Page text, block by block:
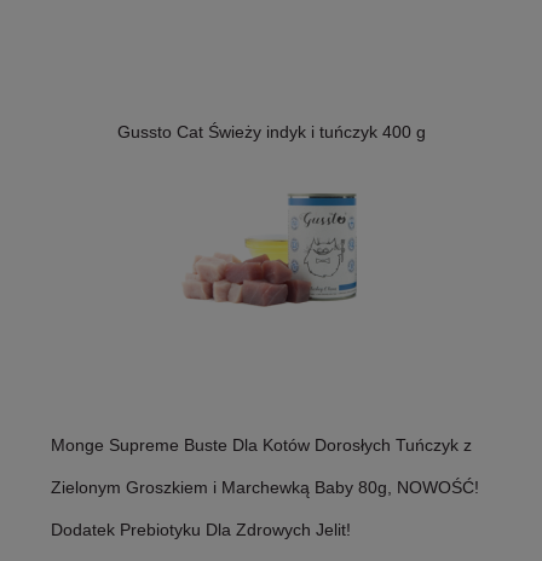
Gussto Cat Świeży indyk i tuńczyk 400 g
Monge Supreme Buste Dla Kotów Dorosłych Tuńczyk z
Zielonym Groszkiem i Marchewką Baby 80g, NOWOŚĆ!
Dodatek Prebiotyku Dla Zdrowych Jelit!